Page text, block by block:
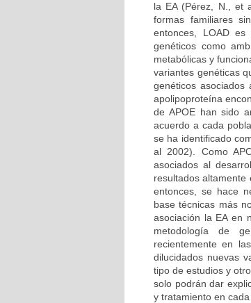
la EA (Pérez, N., et
formas familiares
entonces, LOAD
genéticos como
metabólicas y
variantes genéticas
genéticos
apolipoproteína
de APOE han sido
acuerdo a cada
se ha identificado
al 2002). Como
asociados al
resultados altamente
entonces, se hace
base técnicas más
asociación la EA en
metodología de
recientemente en
dilucidados nuevas
tipo de estudios y
solo podrán dar
y tratamiento en cada